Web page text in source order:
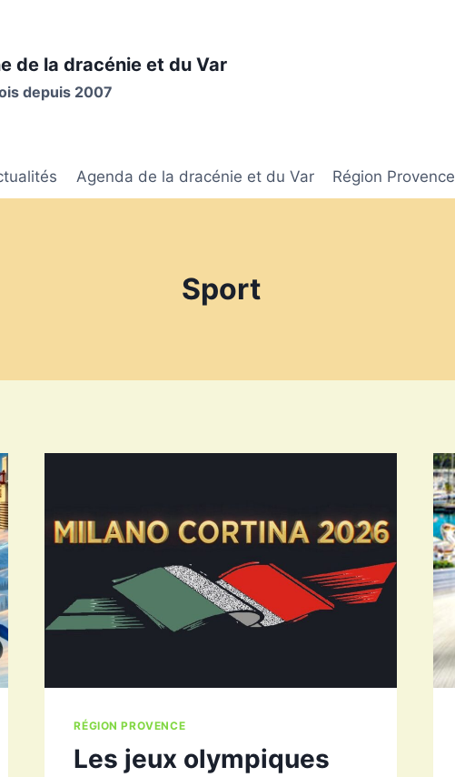
de la dracénie et du Var
depuis 2007
Agenda de la dracénie et du Var Région Provence
Sport
RÉGION PROVENCE
Les jeux olympiques